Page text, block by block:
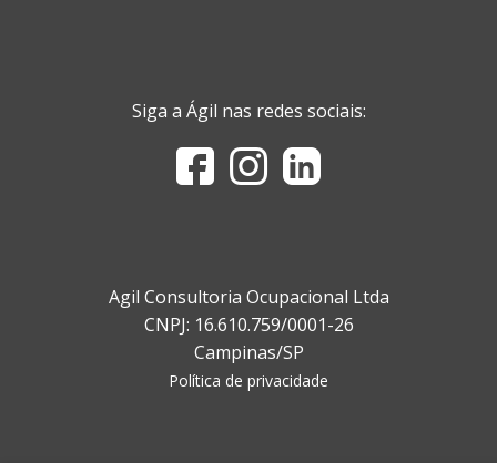
Siga a Ágil nas redes sociais:
Agil Consultoria Ocupacional Ltda
CNPJ: 16.610.759/0001-26
Campinas/SP
Política de privacidade